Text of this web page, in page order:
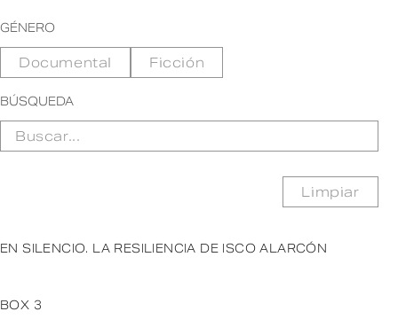
GÉNERO
Documental Ficción
BÚSQUEDA
Limpiar
EN SILENCIO. LA RESILIENCIA DE ISCO ALARCÓN
BOX 3